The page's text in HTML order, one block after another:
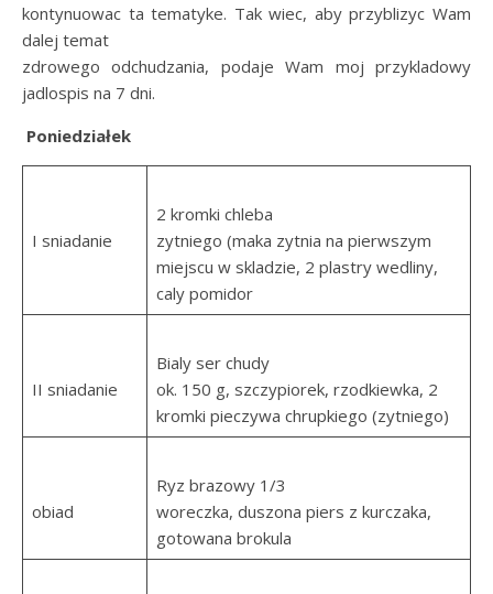
kontynuowac ta tematyke. Tak wiec, aby przyblizyc Wam
dalej temat
zdrowego odchudzania, podaje Wam moj przykladowy
jadlospis na 7 dni.
Poniedziałek
I sniadanie
2 kromki chleba
zytniego (maka zytnia na pierwszym
miejscu w skladzie, 2 plastry wedliny,
caly pomidor
II sniadanie
Bialy ser chudy
ok. 150 g, szczypiorek, rzodkiewka, 2
kromki pieczywa chrupkiego (zytniego)
obiad
Ryz brazowy 1/3
woreczka, duszona piers z kurczaka,
gotowana brokula